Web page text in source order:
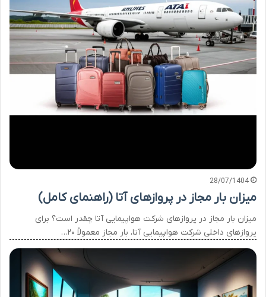
28/07/1404
میزان بار مجاز در پروازهای آتا (راهنمای کامل)
میزان بار مجاز در پروازهای شرکت هواپیمایی آتا چقدر است؟ برای
پروازهای داخلی شرکت هواپیمایی آتا، بار مجاز معمولاً ۲۰…